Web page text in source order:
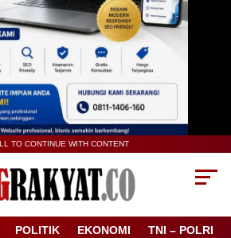
TO CONTINUE WITH CONTENT
POLITIK EKONOMI TNI – POLRI